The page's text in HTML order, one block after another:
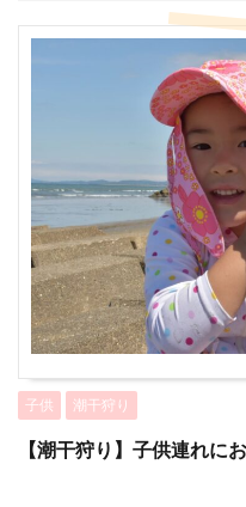
子供 潮干狩り
【潮干狩り】子供連れに